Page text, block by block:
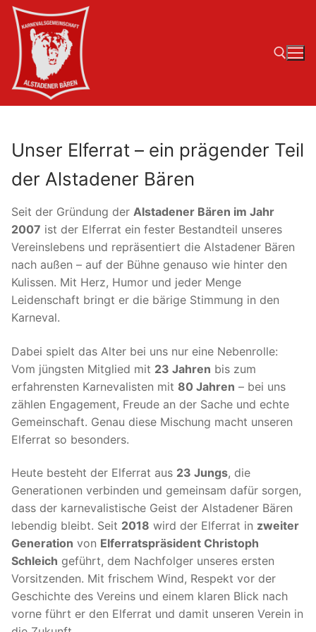
Zum
Inhalt
springen
Unser Elferrat – ein prägender Teil
der Alstadener Bären
Seit der Gründung der Alstadener Bären im Jahr
2007 ist der Elferrat ein fester Bestandteil unseres
Vereinslebens und repräsentiert die Alstadener Bären
nach außen – auf der Bühne genauso wie hinter den
Kulissen. Mit Herz, Humor und jeder Menge
Leidenschaft bringt er die bärige Stimmung in den
Karneval.
Dabei spielt das Alter bei uns nur eine Nebenrolle:
Vom jüngsten Mitglied mit 23 Jahren bis zum
erfahrensten Karnevalisten mit 80 Jahren – bei uns
zählen Engagement, Freude an der Sache und echte
Gemeinschaft. Genau diese Mischung macht unseren
Elferrat so besonders.
Heute besteht der Elferrat aus 23 Jungs, die
Generationen verbinden und gemeinsam dafür sorgen,
dass der karnevalistische Geist der Alstadener Bären
lebendig bleibt. Seit 2018 wird der Elferrat in zweiter
Generation von Elferratspräsident Christoph
Schleich geführt, dem Nachfolger unseres ersten
Vorsitzenden. Mit frischem Wind, Respekt vor der
Geschichte des Vereins und einem klaren Blick nach
vorne führt er den Elferrat und damit unseren Verein in